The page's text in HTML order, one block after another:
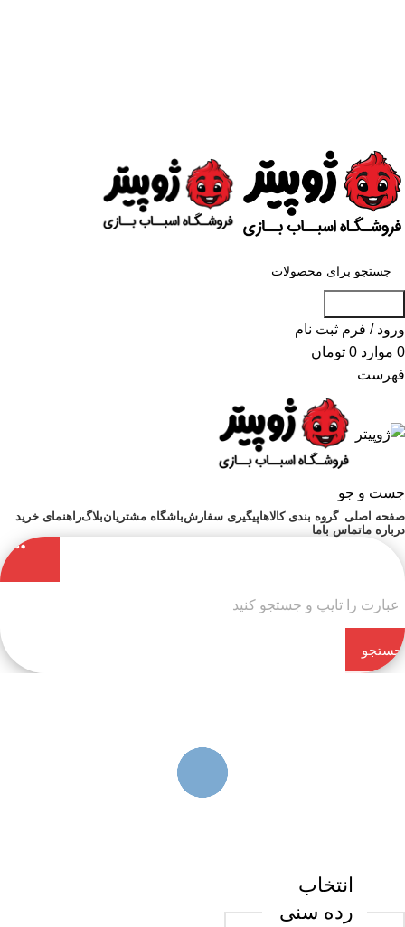
ورود / فرم ثبت نام
0 موارد 0 تومان
فهرست
جست و جو
صفحه اصلی گروه بندی کالاهاپیگیری سفارشباشگاه مشتریانبلاگراهنمای خرید
درباره ماتماس باما
جستجو
انتخاب
رده سنی